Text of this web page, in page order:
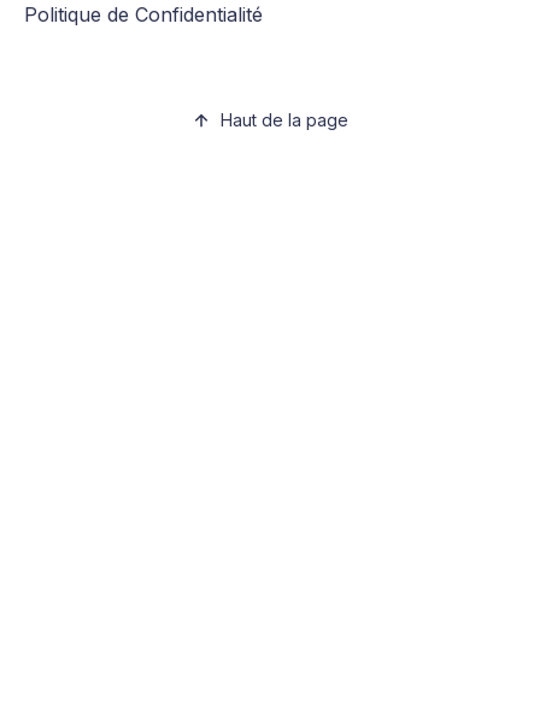
Politique de Confidentialité
Haut de la page